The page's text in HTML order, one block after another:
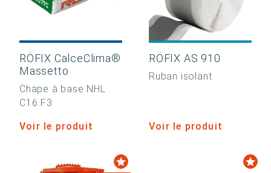
RÖFIX CalceClima®
Massetto
Chape à base NHL
C16 F3
Voir le produit
RÖFIX AS 910
Ruban isolant
Voir le produit